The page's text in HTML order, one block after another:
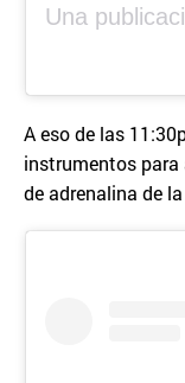
A eso de las
instrumentos para
de adrenalina de